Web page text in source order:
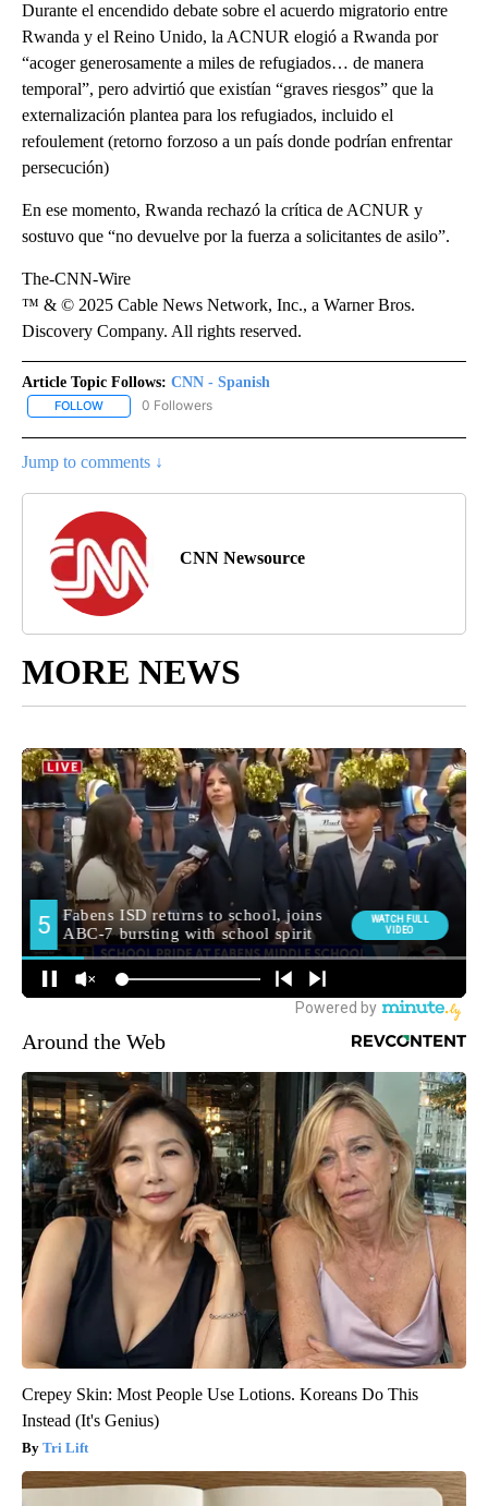
Durante el encendido debate sobre el acuerdo migratorio entre
Rwanda y el Reino Unido, la ACNUR elogió a Rwanda por
“acoger generosamente a miles de refugiados… de manera
temporal”, pero advirtió que existían “graves riesgos” que la
externalización plantea para los refugiados, incluido el
refoulement (retorno forzoso a un país donde podrían enfrentar
persecución)
En ese momento, Rwanda rechazó la crítica de ACNUR y
sostuvo que “no devuelve por la fuerza a solicitantes de asilo”.
The-CNN-Wire
™ & © 2025 Cable News Network, Inc., a Warner Bros.
Discovery Company. All rights reserved.
Article Topic Follows: CNN - Spanish
FOLLOW FOLLOW "CNN - SPANISH" TO RECEIVE NOTIFICATIONS ABOUT
0 Followers
Jump to comments ↓
CNN Newsource
MORE NEWS
Around the Web
Crepey Skin: Most People Use Lotions. Koreans Do This
Instead (It's Genius)
Tri Lift